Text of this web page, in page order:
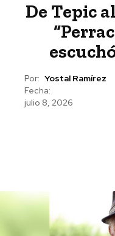
De Tepic
Por: Yostal Ramírez
Fecha:
julio 8, 2026